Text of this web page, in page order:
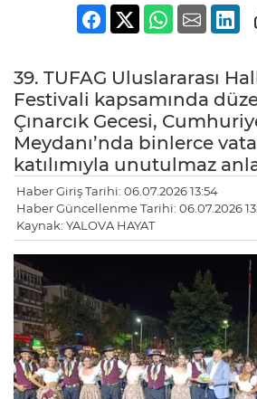
39. TUFAG Uluslararası
Festivali kapsamında
Çınarcık Gecesi,
Meydanı’nda binlerce
katılımıyla unutulmaz
Haber Giriş Tarihi: 06.07.2026 13:54
Haber Güncellenme Tarihi: 06.07.2026
Kaynak: YALOVA HAYAT